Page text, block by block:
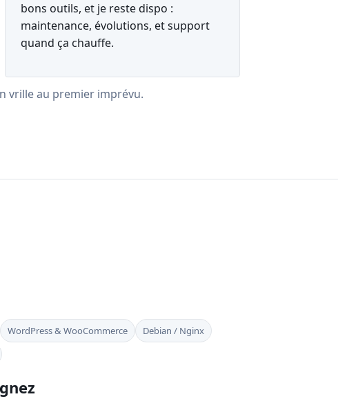
bons outils, et je reste dispo :
maintenance, évolutions, et support
quand ça chauffe.
vrille au premier imprévu.
WordPress & WooCommerce
Debian / Nginx